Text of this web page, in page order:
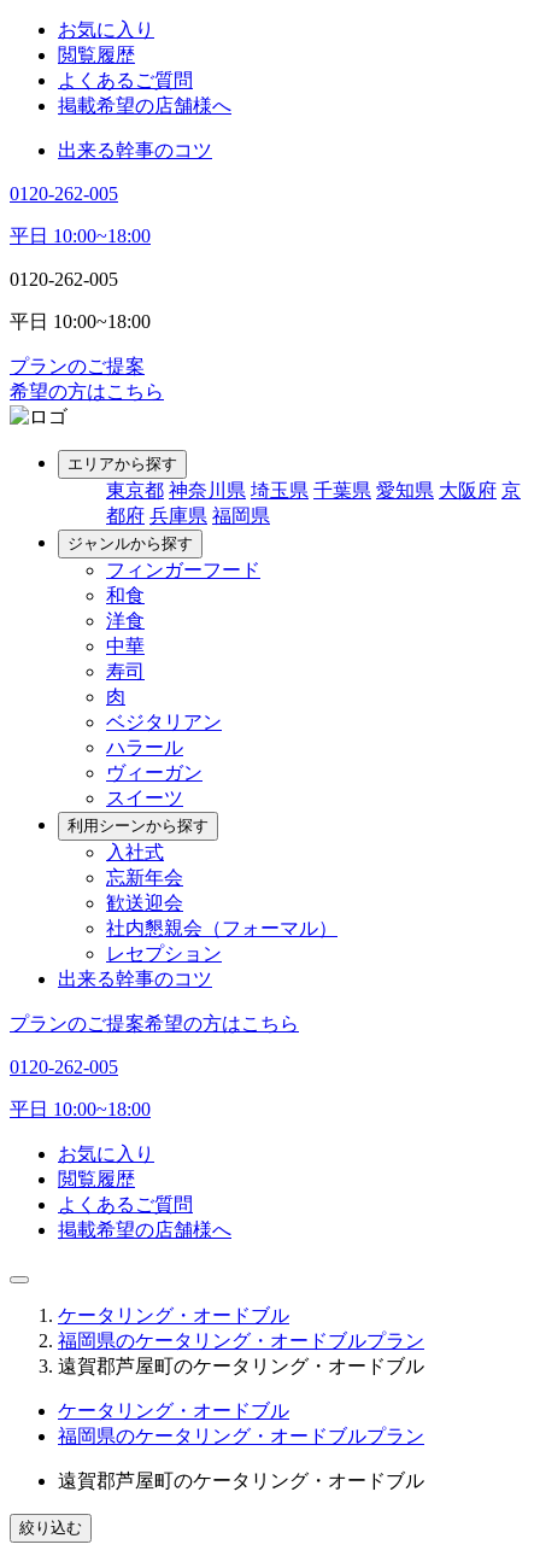
お気に入り
閲覧履歴
よくあるご質問
掲載希望の店舗様へ
出来る幹事のコツ
0120-262-005
平日 10:00~18:00
0120-262-005
平日 10:00~18:00
プランのご提案
希望の方はこちら
エリアから探す
東京都 神奈川県 埼玉県 千葉県 愛知県 大阪府 京
都府 兵庫県 福岡県
ジャンルから探す
フィンガーフード
和食
洋食
中華
寿司
肉
ベジタリアン
ハラール
ヴィーガン
スイーツ
利用シーンから探す
入社式
忘新年会
歓送迎会
社内懇親会（フォーマル）
レセプション
出来る幹事のコツ
プランのご提案希望の方はこちら
0120-262-005
平日 10:00~18:00
お気に入り
閲覧履歴
よくあるご質問
掲載希望の店舗様へ
ケータリング・オードブル
福岡県のケータリング・オードブルプラン
遠賀郡芦屋町のケータリング・オードブル
ケータリング・オードブル
福岡県のケータリング・オードブルプラン
遠賀郡芦屋町のケータリング・オードブル
絞り込む